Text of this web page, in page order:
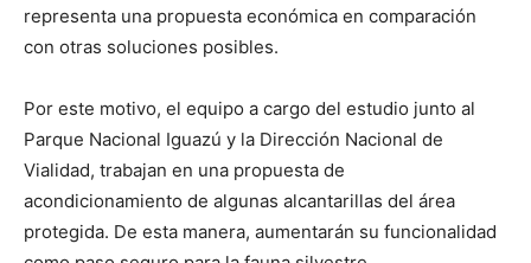
representa una propuesta económica en comparación
con otras soluciones posibles.
Por este motivo, el equipo a cargo del estudio junto al
Parque Nacional Iguazú y la Dirección Nacional de
Vialidad, trabajan en una propuesta de
acondicionamiento de algunas alcantarillas del área
protegida. De esta manera, aumentarán su funcionalidad